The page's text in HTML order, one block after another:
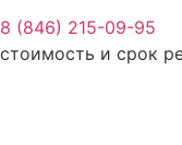
8 (846) 215-09-95
стоимость и срок